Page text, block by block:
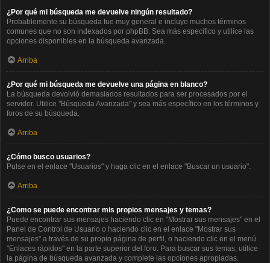
¿Por qué mi búsqueda me devuelve ningún resultado?
Probablemente su búsqueda fue muy general e incluye muchos términos
comunes que no son indexados por phpBB. Sea más específico y utilice las
opciones disponibles en la búsqueda avanzada.
Arriba
¿Por qué mi búsqueda me devuelve una página en blanco?
La búsqueda devolvió demasiados resultados para ser procesados por el
servidor. Utilice "Búsqueda Avanzada" y sea más específico en los términos y
foros de su búsqueda.
Arriba
¿Cómo busco usuarios?
Pulse en el enlace "Usuarios" y haga clic en el enlace "Buscar un usuario".
Arriba
¿Como se puede encontrar mis propios mensajes y temas?
Puede encontrar sus mensajes haciendo clic en "Mostrar sus mensajes" en el
Panel de Control de Usuario o haciendo clic en el enlace "Mostrar sus
mensajes" a través de su propio página de perfil, o haciendo clic en el menú
"Enlaces rápidos" en la parte superior del foro. Para buscar sus temas, utilice
la página de búsqueda avanzada y complete las opciones apropiadas.